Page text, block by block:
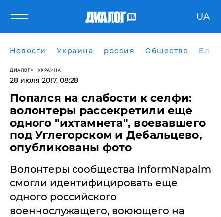
UA
Новости Украина россия Общество
ДИАЛОГ УКРАИНА
28 июля 2017, 08:28
Попался на слабости к селфи:
волонтеры рассекретили еще
одного "ихтамнета", воевавшего
под Углегорском и Дебальцево,
опубликованы фото
Волонтеры сообщества InformNapalm
смогли идентифицировать еще
одного российского
военнослужащего, воюющего на